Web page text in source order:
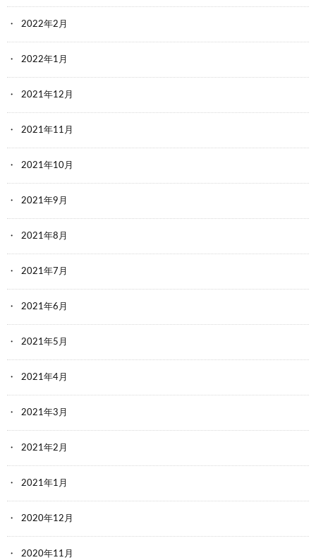
2022年2月
2022年1月
2021年12月
2021年11月
2021年10月
2021年9月
2021年8月
2021年7月
2021年6月
2021年5月
2021年4月
2021年3月
2021年2月
2021年1月
2020年12月
2020年11月